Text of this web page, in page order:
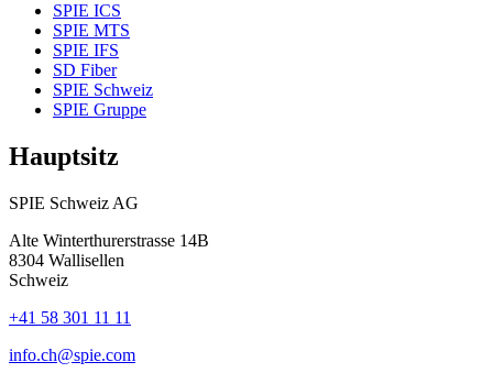
SPIE ICS
SPIE MTS
SPIE IFS
SD Fiber
SPIE Schweiz
SPIE Gruppe
Hauptsitz
SPIE Schweiz AG
Alte Winterthurerstrasse 14B
8304 Wallisellen
Schweiz
+41 58 301 11 11
info.ch@spie.com